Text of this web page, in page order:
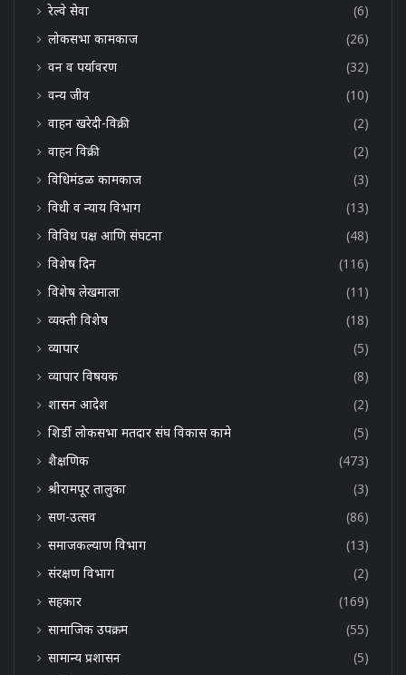
रेल्वे सेवा
(6)
लोकसभा कामकाज
(26)
वन व पर्यावरण
(32)
वन्य जीव
(10)
वाहन खरेदी-विक्री
(2)
वाहन विक्री
(2)
विधिमंडळ कामकाज
(3)
विधी व न्याय विभाग
(13)
विविध पक्ष आणि संघटना
(48)
विशेष दिन
(116)
विशेष लेखमाला
(11)
व्यक्ती विशेष
(18)
व्यापार
(5)
व्यापार विषयक
(8)
शासन आदेश
(2)
शिर्डी लोकसभा मतदार संघ विकास कामे
(5)
शैक्षणिक
(473)
श्रीरामपूर तालुका
(3)
सण-उत्सव
(86)
समाजकल्याण विभाग
(13)
संरक्षण विभाग
(2)
सहकार
(169)
सामाजिक उपक्रम
(55)
सामान्य प्रशासन
(5)